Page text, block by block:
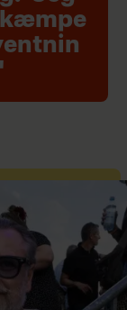
kæmpe